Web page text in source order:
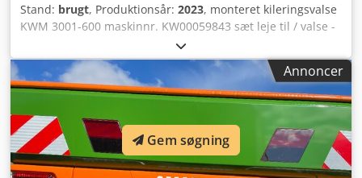
Stand: brugt, Produktionsår: 2023, monteret kileringsvalse
KWM 3001-600 maskinnr. KW00059843 sæt leje til / valse -
monteringskompaktskålharve - skålbærefelt til Catros
hydraulisk / arbejdsdybdejustering LED-vejlys til stive
maskiner / skive Dedpjr Ty N Esfx Ah Rock
Annoncer
Gem søgning